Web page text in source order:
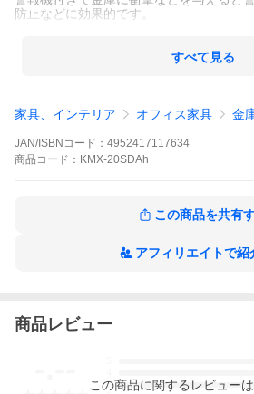
防止などに効果的です。
■標準重量：６２キロ
■トレー 4段
すべて見る
家具、インテリア オフィス家具 金
JAN/ISBNコード： 4952417117634
商品 コード： KMX-20SDAh
この商品を共有
アフィリエイトで紹
商品レビュー
3
この商品に関するレビュー